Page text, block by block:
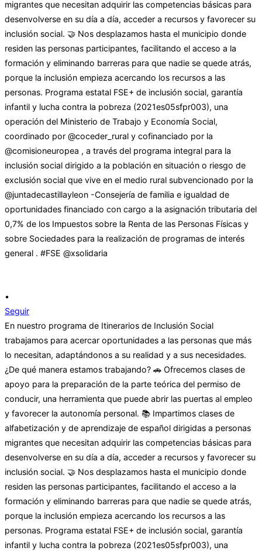
•
Seguir
En nuestro programa de Itinerarios de Inclusión Social
trabajamos para acercar oportunidades a las personas que más
lo necesitan, adaptándonos a su realidad y a sus necesidades.
¿De qué manera estamos trabajando? 🚗 Ofrecemos clases de
apoyo para la preparación de la parte teórica del permiso de
conducir, una herramienta que puede abrir las puertas al empleo
y favorecer la autonomía personal. 📚 Impartimos clases de
alfabetización y de aprendizaje de español dirigidas a personas
migrantes que necesitan adquirir las competencias básicas para
desenvolverse en su día a día, acceder a recursos y favorecer su
inclusión social. 🤝 Nos desplazamos hasta el municipio donde
residen las personas participantes, facilitando el acceso a la
formación y eliminando barreras para que nadie se quede atrás,
porque la inclusión empieza acercando los recursos a las
personas. Programa estatal FSE+ de inclusión social, garantía
infantil y lucha contra la pobreza (2021es05sfpr003), una